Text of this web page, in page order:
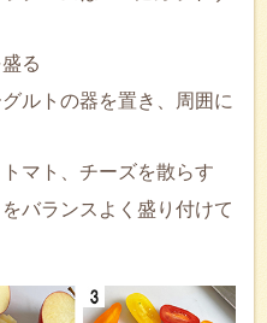
る
ルトの器を置き、周囲に
マト、チーズを散らす
バランスよく盛り付けて